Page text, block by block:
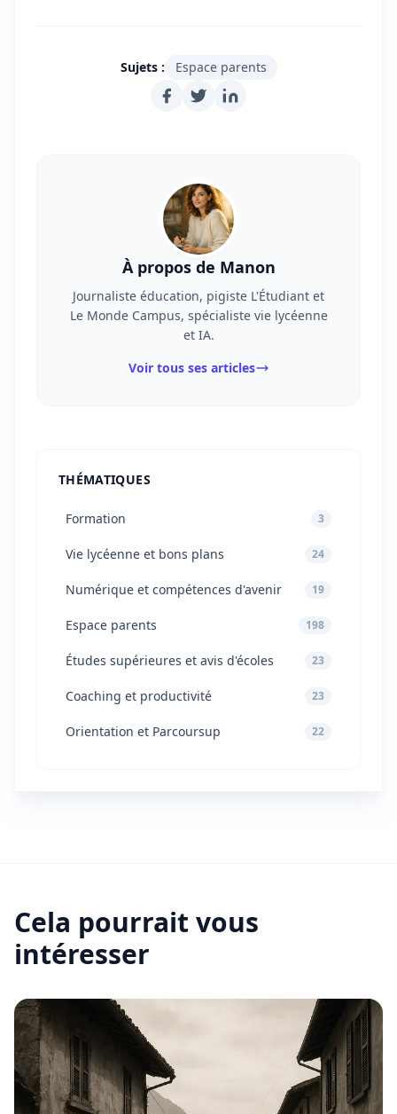
Sujets : Espace parents
À propos de Manon
Journaliste éducation, pigiste L'Étudiant et
Le Monde Campus, spécialiste vie lycéenne
et IA.
Voir tous ses articles
THÉMATIQUES
Formation 3
Vie lycéenne et bons plans 24
Numérique et compétences d'avenir 19
Espace parents 198
Études supérieures et avis d'écoles 23
Coaching et productivité 23
Orientation et Parcoursup 22
Cela pourrait vous
intéresser